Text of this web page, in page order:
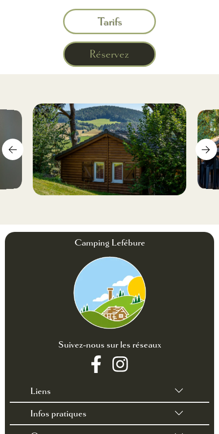
Tarifs
Réservez
Camping Lefébure
Suivez-nous sur les réseaux
Liens
Conditions générales de vente
•Règlement intérieur
Infos pratiques